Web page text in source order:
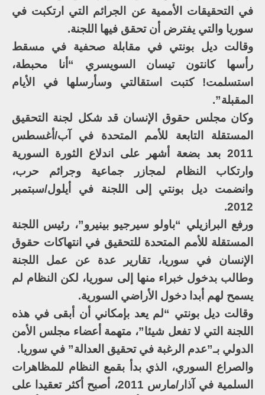
في التحقيقات الأممية عن الجرائم التي ارتكبت في
سوريا والتي يفترض أن تحقق فيها اللجنة.
وقالت ديل بونتي في مقابلة صحفية في مسقط
رأسها كانتون تيسان السويسري “أنا محبطة،
استسلمت! كتبت استقالتي وسأرسلها في الأيام
المقبلة”.
وكان مجلس حقوق الإنسان قد شكل لجنة التحقيق
المستقلة التابعة للأمم المتحدة في آب/أغسطس
2011 بعد بضعة أشهر على اندلاع الثورة السورية
وارتكاب النظام لمجازر جماعية وجرائم حرب،
وانضمت ديل بونتي إلى اللجنة في أيلول/سبتمبر
2012.
ورفع البرازيلي “باولو سيرجيو بينيرو”، رئيس اللجنة
المستقلة للأمم المتحدة للتحقيق في انتهاكات حقوق
الإنسان في سوريا، تقارير عدة عن عمل اللجنة
وطالب بدخول خبراء منها إلى سوريا، لكن النظام لم
يسمح لهم أبدا دخول الأراضي السورية.
وقالت ديل بونتي “لم يعد بإمكاني أن أبقى في هذه
اللجنة التي لا تفعل شيئا”، متهمة أعضاء مجلس الأمن
الدولي بـ”عدم الرغبة في تحقيق العدالة” في سوريا.
والصراع السوري، الذي بدأ بقمع النظام للمظاهرات
السلمية في آذار/مارس 2011، أصبح أكثر تعقيدا على